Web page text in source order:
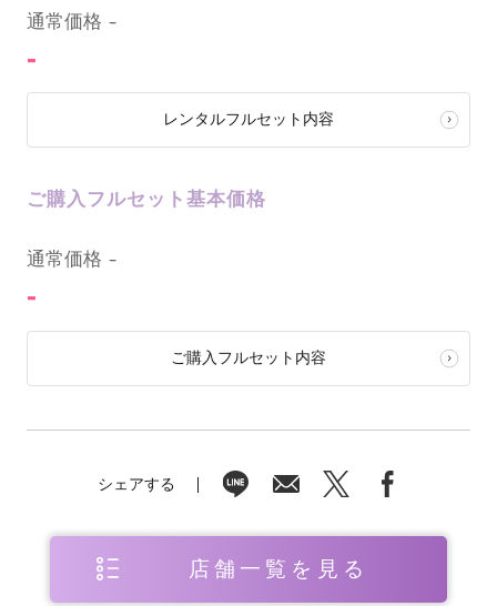
通常価格 -
-
レンタルフルセット内容
ご購入フルセット基本価格
通常価格 -
-
ご購入フルセット内容
シェアする
店舗一覧を見る